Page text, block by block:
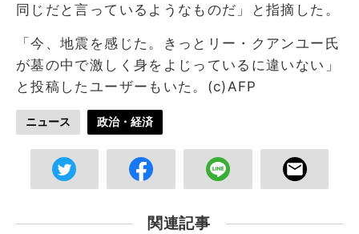
同じだと言っているようなものだ」と指摘した。
「今、地震を感じた。きっとリー・クアンユー氏
が墓の中で激しく身をよじっているに違いない」
と投稿したユーザーもいた。(c)AFP
ニュース 政治・経済
関連記事